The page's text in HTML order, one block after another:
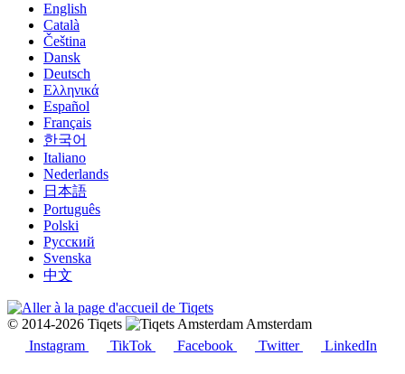
English
Català
Čeština
Dansk
Deutsch
Ελληνικά
Español
Français
한국어
Italiano
Nederlands
日本語
Português
Polski
Русский
Svenska
中文
© 2014-2026 Tiqets
Amsterdam
Instagram
TikTok Facebook Twitter LinkedIn